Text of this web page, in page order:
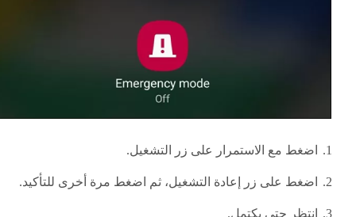
اضغط مع الاستمرار على زر التشغيل.
اضغط على زر إعادة التشغيل، ثم اضغط مرة أخرى للتأكيد.
انتظر حتى يكتمل.